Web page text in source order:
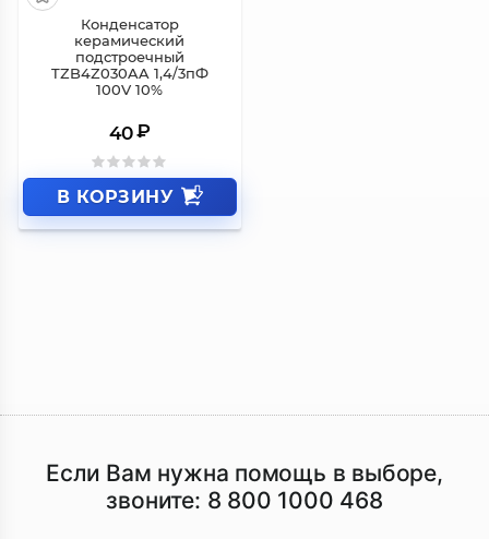
Конденсатор
керамический
подстроечный
TZB4Z030AA 1,4/3пФ
100V 10%
40 ₽
В КОРЗИНУ
Если Вам нужна помощь в выборе,
звоните: 8 800 1000 468